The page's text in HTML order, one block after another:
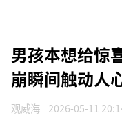
男孩本想给惊
崩瞬间触动人
观威海 2026-05-11